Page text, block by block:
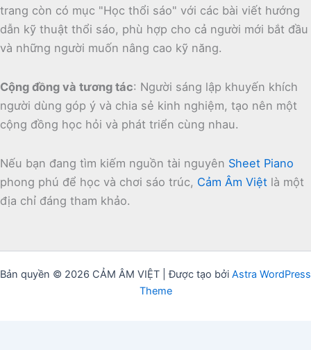
trang còn có mục "Học thổi sáo" với các bài viết hướng
dẫn kỹ thuật thổi sáo, phù hợp cho cả người mới bắt đầu
và những người muốn nâng cao kỹ năng.
Cộng đồng và tương tác: Người sáng lập khuyến khích
người dùng góp ý và chia sẻ kinh nghiệm, tạo nên một
cộng đồng học hỏi và phát triển cùng nhau.
Nếu bạn đang tìm kiếm nguồn tài nguyên Sheet Piano
phong phú để học và chơi sáo trúc, Cảm Âm Việt là một
địa chỉ đáng tham khảo.
Bản quyền © 2026 CẢM ÂM VIỆT | Được tạo bởi Astra WordPress
Theme